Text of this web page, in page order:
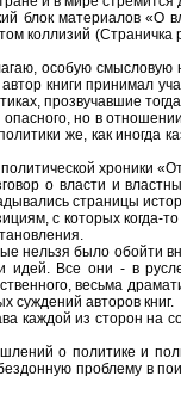
блок материалов «О
коллизий (Страничка
особую смысловую
книги принимал
прозвучавшие
но в
же, как иногда
хроники
о власти и
страницы
с которых когда-
нельзя было обойти
Все они - в
весьма
суждений авторов книг.
каждой из сторон на
о политике и
проблему в